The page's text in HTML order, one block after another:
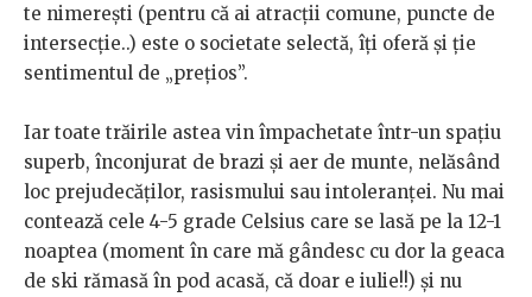
te nimerești (pentru că ai atracții comune, puncte de
intersecție..) este o societate selectă, îți oferă și ție
sentimentul de „prețios”.
Iar toate trăirile astea vin împachetate într-un spațiu
superb, înconjurat de brazi și aer de munte, nelăsând
loc prejudecăților, rasismului sau intoleranței. Nu mai
contează cele 4-5 grade Celsius care se lasă pe la 12-1
noaptea (moment în care mă gândesc cu dor la geaca
de ski rămasă în pod acasă, că doar e iulie!!) și nu